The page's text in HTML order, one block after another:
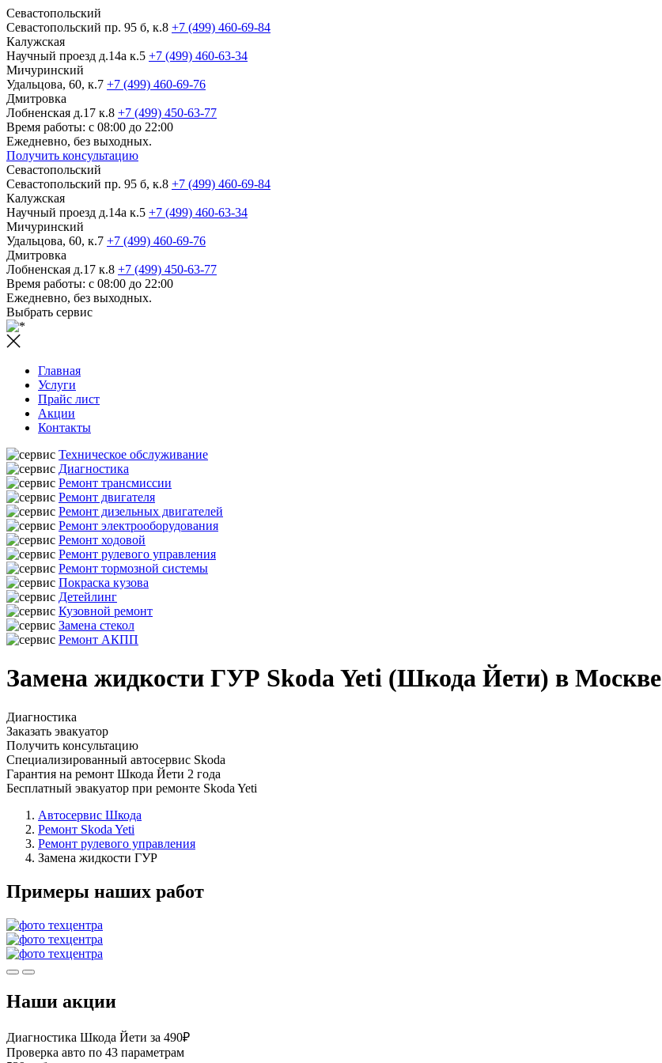
Севастопольский
Севастопольский пр. 95 б, к.8 +7 (499) 460-69-84
Калужская
Научный проезд д.14а к.5 +7 (499) 460-63-34
Мичуринский
Удальцова, 60, к.7 +7 (499) 460-69-76
Дмитровка
Лобненская д.17 к.8 +7 (499) 450-63-77
Время работы: с 08:00 до 22:00
Ежедневно, без выходных.
Получить консультацию
Севастопольский
Севастопольский пр. 95 б, к.8 +7 (499) 460-69-84
Калужская
Научный проезд д.14а к.5 +7 (499) 460-63-34
Мичуринский
Удальцова, 60, к.7 +7 (499) 460-69-76
Дмитровка
Лобненская д.17 к.8 +7 (499) 450-63-77
Время работы: с 08:00 до 22:00
Ежедневно, без выходных.
Выбрать сервис
Главная
Услуги
Прайс лист
Акции
Контакты
Техническое обслуживание
Диагностика
Ремонт трансмиссии
Ремонт двигателя
Ремонт дизельных двигателей
Ремонт электрооборудования
Ремонт ходовой
Ремонт рулевого управления
Ремонт тормозной системы
Покраска кузова
Детейлинг
Кузовной ремонт
Замена стекол
Ремонт АКПП
Замена жидкости ГУР Skoda Yeti (Шкода Йети) в Москве
Диагностика
Заказать эвакуатор
Получить консультацию
Специализированный автосервис Skoda
Гарантия на ремонт Шкода Йети 2 года
Бесплатный эвакуатор при ремонте Skoda Yeti
Автосервис Шкода
Ремонт Skoda Yeti
Ремонт рулевого управления
Замена жидкости ГУР
Примеры наших работ
Наши акции
Диагностика Шкода Йети за 490₽
Проверка авто по 43 параметрам